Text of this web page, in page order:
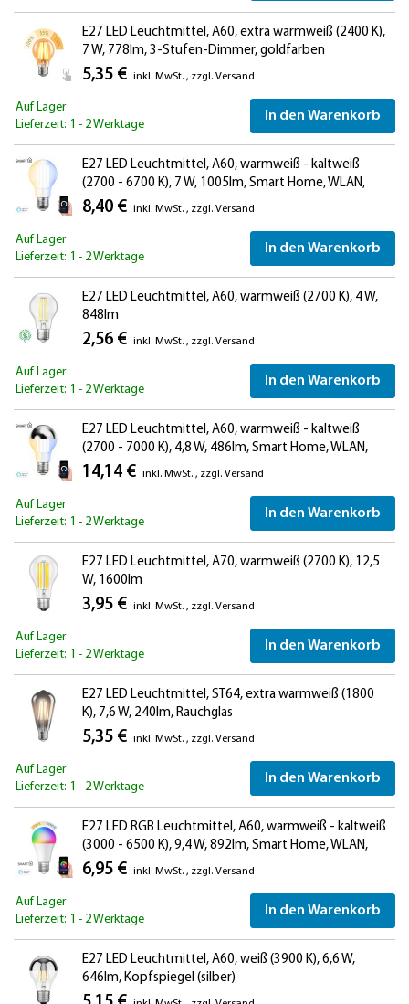
E27 LED Leuchtmittel, A60, extra warmweiß (2400 K),
7 W, 778lm, 3-Stufen-Dimmer, goldfarben
5,35 € inkl. MwSt. , zzgl. Versand
Auf Lager
Lieferzeit: 1 - 2 Werktage
In den Warenkorb
E27 LED Leuchtmittel, A60, warmweiß - kaltweiß
(2700 - 6700 K), 7 W, 1005lm, Smart Home, WLAN,
Alexa
8,40 € inkl. MwSt. , zzgl. Versand
Auf Lager
Lieferzeit: 1 - 2 Werktage
In den Warenkorb
E27 LED Leuchtmittel, A60, warmweiß (2700 K), 4 W,
848lm
2,56 € inkl. MwSt. , zzgl. Versand
Auf Lager
Lieferzeit: 1 - 2 Werktage
In den Warenkorb
E27 LED Leuchtmittel, A60, warmweiß - kaltweiß
(2700 - 7000 K), 4,8 W, 486lm, Smart Home, WLAN,
Alexa, Kopfspiegel (silber)
14,14 € inkl. MwSt. , zzgl. Versand
Auf Lager
Lieferzeit: 1 - 2 Werktage
In den Warenkorb
E27 LED Leuchtmittel, A70, warmweiß (2700 K), 12,5
W, 1600lm
3,95 € inkl. MwSt. , zzgl. Versand
Auf Lager
Lieferzeit: 1 - 2 Werktage
In den Warenkorb
E27 LED Leuchtmittel, ST64, extra warmweiß (1800
K), 7,6 W, 240lm, Rauchglas
5,35 € inkl. MwSt. , zzgl. Versand
Auf Lager
Lieferzeit: 1 - 2 Werktage
In den Warenkorb
E27 LED RGB Leuchtmittel, A60, warmweiß - kaltweiß
(3000 - 6500 K), 9,4 W, 892lm, Smart Home, WLAN,
Alexa, matt
6,95 € inkl. MwSt. , zzgl. Versand
Auf Lager
Lieferzeit: 1 - 2 Werktage
In den Warenkorb
E27 LED Leuchtmittel, A60, weiß (3900 K), 6,6 W,
646lm, Kopfspiegel (silber)